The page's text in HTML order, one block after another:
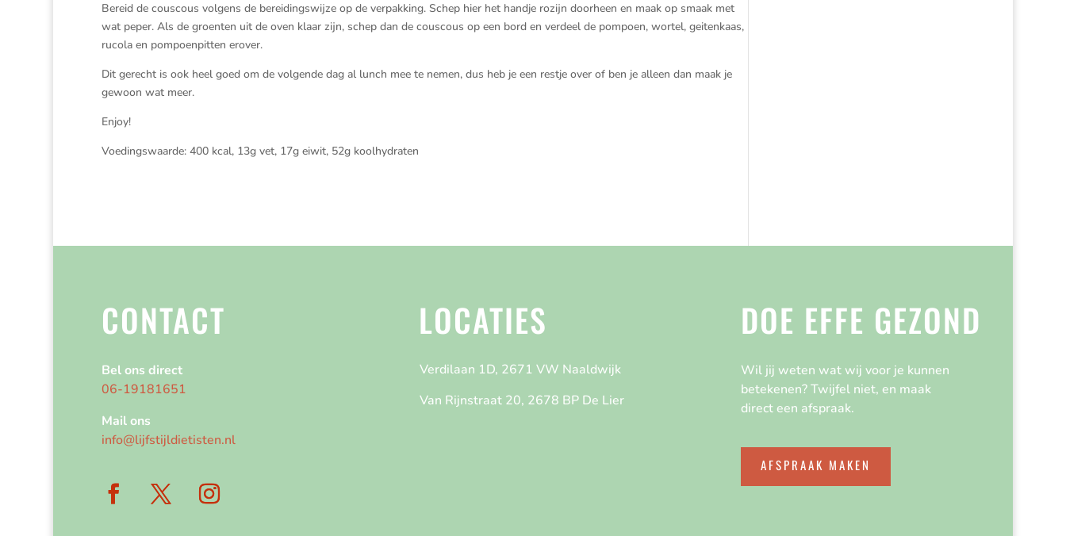
Bereid de couscous volgens de bereidingswijze op de verpakking. Schep hier het handje rozijn doorheen en maak op smaak met
wat peper. Als de groenten uit de oven klaar zijn, schep dan de couscous op een bord en verdeel de pompoen, wortel, geitenkaas,
rucola en pompoenpitten erover.
Dit gerecht is ook heel goed om de volgende dag al lunch mee te nemen, dus heb je een restje over of ben je alleen dan maak je
gewoon wat meer.
Enjoy!
Voedingswaarde: 400 kcal, 13g vet, 17g eiwit, 52g koolhydraten
CONTACT
Bel ons direct
06-19181651
Mail ons
info@lijfstijldietisten.nl
LOCATIES
Verdilaan 1D, 2671 VW Naaldwijk
Van Rijnstraat 20, 2678 BP De Lier
DOE EFFE GEZOND
Wil jij weten wat wij voor je kunnen
betekenen? Twijfel niet, en maak
direct een afspraak.
AFSPRAAK MAKEN